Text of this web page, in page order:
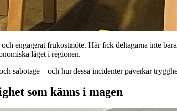
engagerat frukostmöte. Här fick deltagarna inte
läget i regionen.
sabotage – och hur dessa incidenter påverkar
som känns i magen